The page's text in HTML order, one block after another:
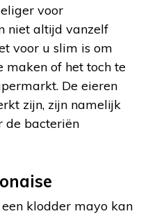
voor
niet altijd vanzelf
voor u slim is om
maken of het toch te
De eieren
zijn, zijn namelijk
de bacteriën
klodder mayo kan